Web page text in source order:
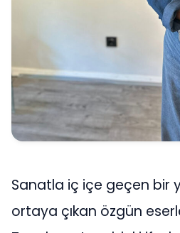
Sanatla iç içe geçen bir
ortaya çıkan özgün